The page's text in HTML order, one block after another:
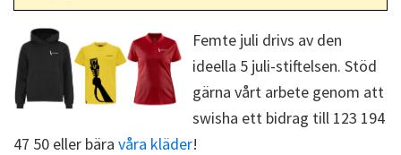
Femte juli drivs av den
ideella 5 juli-stiftelsen. Stöd
gärna vårt arbete genom att
swisha ett bidrag till 123 194
47 50 eller bära våra kläder!